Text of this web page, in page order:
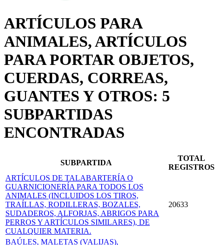
ARTÍCULOS PARA
ANIMALES, ARTÍCULOS
PARA PORTAR OBJETOS,
CUERDAS, CORREAS,
GUANTES Y OTROS: 5
SUBPARTIDAS
ENCONTRADAS
SUBPARTIDA
TOTAL
REGISTROS
ARTÍCULOS DE TALABARTERÍA O
GUARNICIONERÍA PARA TODOS LOS
ANIMALES (INCLUIDOS LOS TIROS,
TRAÍLLAS, RODILLERAS, BOZALES,
SUDADEROS, ALFORJAS, ABRIGOS PARA
PERROS Y ARTÍCULOS SIMILARES), DE
CUALQUIER MATERIA.
20633
BAÚLES, MALETAS (VALIJAS),